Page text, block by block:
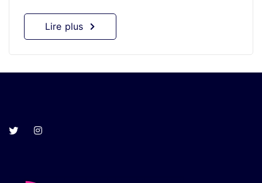
Lire plus